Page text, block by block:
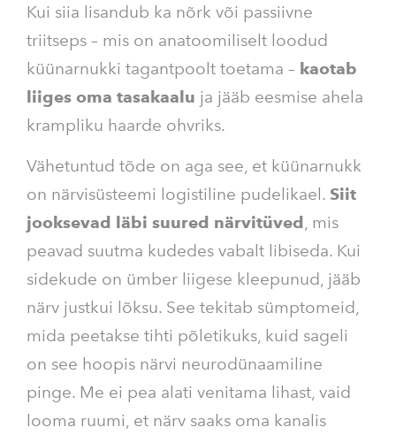
Kui siia lisandub ka nõrk või passiivne
triitseps – mis on anatoomiliselt loodud
küünarnukki tagantpoolt toetama – kaotab
liiges oma tasakaalu ja jääb eesmise ahela
krampliku haarde ohvriks.
Vähetuntud tõde on aga see, et küünarnukk
on närvisüsteemi logistiline pudelikael. Siit
jooksevad läbi suured närvitüved, mis
peavad suutma kudedes vabalt libiseda. Kui
sidekude on ümber liigese kleepunud, jääb
närv justkui lõksu. See tekitab sümptomeid,
mida peetakse tihti põletikuks, kuid sageli
on see hoopis närvi neurodünaamiline
pinge. Me ei pea alati venitama lihast, vaid
looma ruumi, et närv saaks oma kanalis